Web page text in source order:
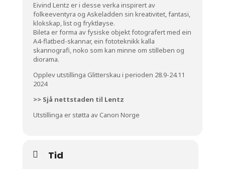
Eivind Lentz er i desse verka inspirert av
folkeeventyra og Askeladden sin kreativitet, fantasi,
klokskap, list og fryktløyse.
Bileta er forma av fysiske objekt fotografert med ein
A4-flatbed-skannar, ein fototeknikk kalla
skannografi, noko som kan minne om stilleben og
diorama.
Opplev utstillinga Glitterskau i perioden 28.9-24.11
2024
>> Sjå nettstaden til Lentz
Utstillinga er støtta av Canon Norge
Tid